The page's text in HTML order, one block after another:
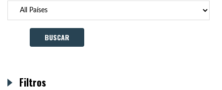
Filtros